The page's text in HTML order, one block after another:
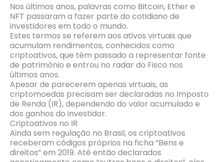
Nos últimos anos, palavras como Bitcoin, Ether e
NFT passaram a fazer parte do cotidiano de
investidores em todo o mundo.
Estes termos se referem aos ativos virtuais que
acumulam rendimentos, conhecidos como
criptoativos, que têm passado a representar fonte
de patrimônio e entrou no radar do Fisco nos
últimos anos.
Apesar de parecerem apenas virtuais, as
criptomoedas precisam ser declaradas no Imposto
de Renda (IR), dependendo do valor acumulado e
dos ganhos do investidor.
Criptoativos no IR
Ainda sem regulação no Brasil, os criptoativos
receberam códigos próprios na ficha “Bens e
direitos” em 2019. Até então declarados